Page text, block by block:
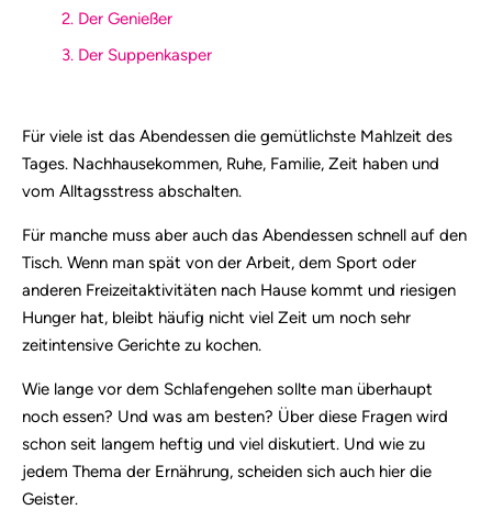
2. Der Genießer
3. Der Suppenkasper
Für viele ist das Abendessen die gemütlichste Mahlzeit des
Tages. Nachhausekommen, Ruhe, Familie, Zeit haben und
vom Alltagsstress abschalten.
Für manche muss aber auch das Abendessen schnell auf den
Tisch. Wenn man spät von der Arbeit, dem Sport oder
anderen Freizeitaktivitäten nach Hause kommt und riesigen
Hunger hat, bleibt häufig nicht viel Zeit um noch sehr
zeitintensive Gerichte zu kochen.
Wie lange vor dem Schlafengehen sollte man überhaupt
noch essen? Und was am besten? Über diese Fragen wird
schon seit langem heftig und viel diskutiert. Und wie zu
jedem Thema der Ernährung, scheiden sich auch hier die
Geister.